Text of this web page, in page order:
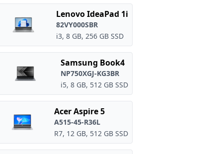
Lenovo IdeaPad 1i
82VY000SBR
i3, 8 GB, 256 GB SSD
Samsung Book4
NP750XGJ-KG3BR
i5, 8 GB, 512 GB SSD
Acer Aspire 5
A515-45-R36L
R7, 12 GB, 512 GB SSD